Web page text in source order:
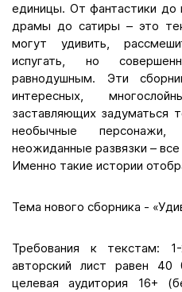
единицы. От фантастики до
драмы до сатиры – это
могут удивить,
испугать, но
равнодушным. Эти
интересных,
заставляющих задуматься
необычные
неожиданные развязки –
Именно такие истории
Тема нового сборника -
Требования к текстам:
авторский лист равен 40
целевая аудитория 16+